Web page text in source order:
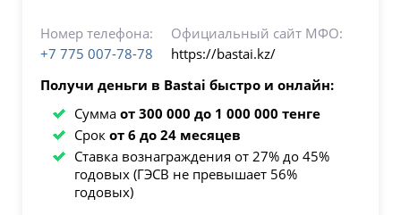
Номер телефона:
+7 775 007-78-78
Официальный сайт МФО:
https://bastai.kz/
Получи деньги в Bastai быстро и онлайн:
Суммаот 300 000 до 1 000 000 тенге
Срок от 6 до 24 месяцев
Ставка вознаграждения от 27% до 45%
годовых (ГЭСВ не превышает 56%
годовых)